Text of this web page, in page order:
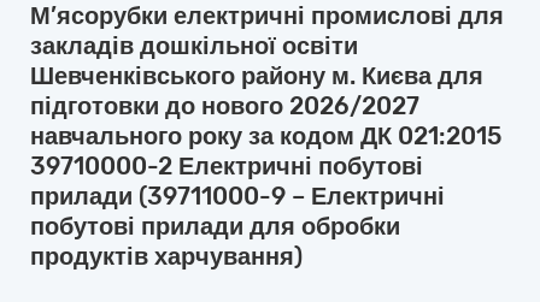
М’ясорубки електричні промислові для
закладів дошкільної освіти
Шевченківського району м. Києва для
підготовки до нового 2026/2027
навчального року за кодом ДК 021:2015
39710000-2 Електричні побутові
прилади (39711000-9 – Електричні
побутові прилади для обробки
продуктів харчування)